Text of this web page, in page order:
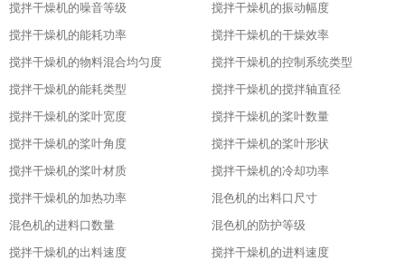
搅拌干燥机的噪音等级
搅拌干燥机的振动幅度
搅拌干燥机的能耗功率
搅拌干燥机的干燥效率
搅拌干燥机的物料混合均匀度
搅拌干燥机的控制系统类型
搅拌干燥机的能耗类型
搅拌干燥机的搅拌轴直径
搅拌干燥机的桨叶宽度
搅拌干燥机的桨叶数量
搅拌干燥机的桨叶角度
搅拌干燥机的桨叶形状
搅拌干燥机的桨叶材质
搅拌干燥机的冷却功率
搅拌干燥机的加热功率
混色机的出料口尺寸
混色机的进料口数量
混色机的防护等级
搅拌干燥机的出料速度
搅拌干燥机的进料速度